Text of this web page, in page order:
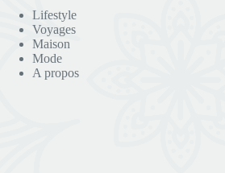
Lifestyle
Voyages
Maison
Mode
A propos